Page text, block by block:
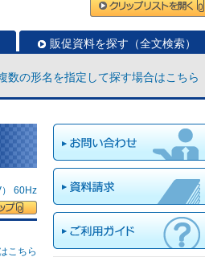
販促資料を探す（全文検索）
数の形名を指定して探す場合はこちら
60Hz
こちら